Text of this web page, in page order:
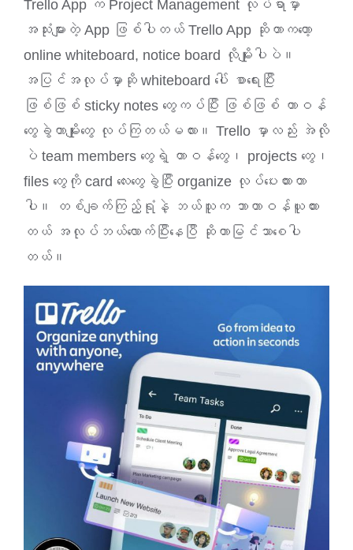
Trello App က Project Management လုပ်ရာမှာ
အသုံးများတဲ့ App ဖြစ်ပါတယ် Trello App ဆိုတာကတော့
online whiteboard, notice board လိုမျိုးပါပဲ။
အပြင်အလုပ်မှာဆို whiteboard ပေါ် စာရေးပြီး
ဖြစ်ဖြစ် sticky notes တွေကပ်ပြီး ဖြစ်ဖြစ် တာဝန်
တွေခွဲတာမျိုးတွေ လုပ်ကြတယ်မလား။ Trello မှာလည်း အဲလို
ပဲ team members တွေရဲ့ တာဝန်တွေ၊ projects တွေ၊
files တွေကို card လေးတွေခွဲပြီး organize လုပ်ပေးထားတာ
ပါ။ တစ်ချက်ကြည့်ရုံနဲ့ ဘယ်သူက ဘာတာဝန်ယူထား
တယ် အလုပ်ဘယ်လောက်ပြီးနေပြီ ဆိုတာမြင်သာစေပါ
တယ်။